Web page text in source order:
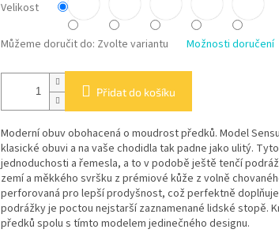
Velikost
Můžeme doručit do: Zvolte variantu Možnosti doručení
Přidat do košíku
Moderní obuv obohacená o moudrost předků. Model
klasické obuvi a na vaše chodidla tak padne jako ulitý.
jednoduchosti a řemesla, a to v podobě ještě tenčí
zemí a měkkého svršku z prémiové kůže z volně
perforovaná pro lepší prodyšnost, což perfektně
podrážky je poctou nejstarší zaznamenané lidské stopě.
předků spolu s tímto modelem jedinečného designu.